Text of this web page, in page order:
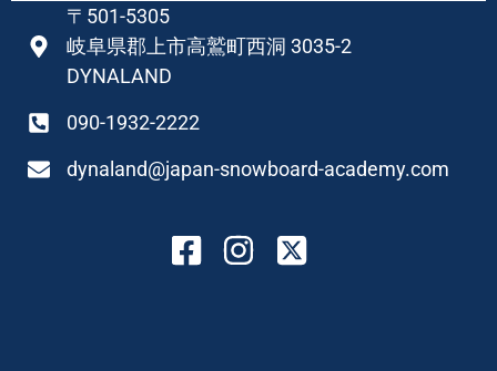
〒501-5305
岐阜県郡上市高鷲町西洞 3035-2
DYNALAND
090-1932-2222
dynaland@japan-snowboard-academy.com